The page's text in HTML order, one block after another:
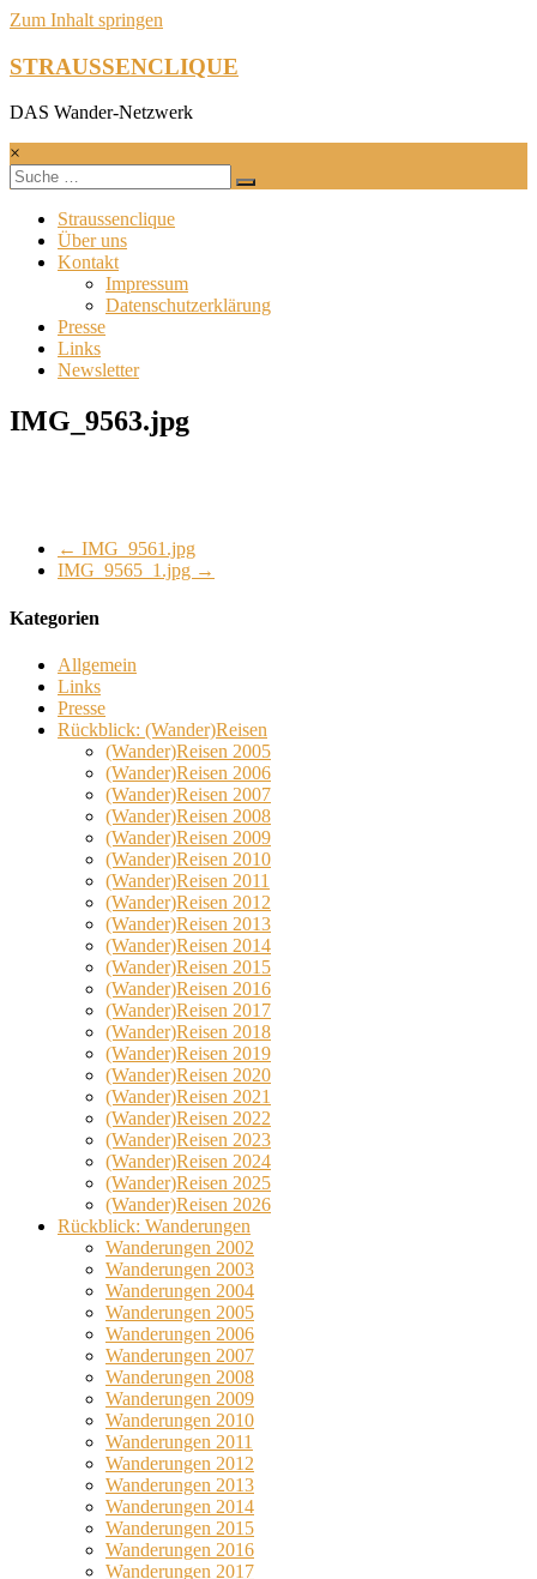
Zum Inhalt springen
STRAUSSENCLIQUE
DAS Wander-Netzwerk
×
Straussenclique
Über uns
Kontakt
Impressum
Datenschutzerklärung
Presse
Links
Newsletter
IMG_9563.jpg
← IMG_9561.jpg
IMG_9565_1.jpg →
Kategorien
Allgemein
Links
Presse
Rückblick: (Wander)Reisen
(Wander)Reisen 2005
(Wander)Reisen 2006
(Wander)Reisen 2007
(Wander)Reisen 2008
(Wander)Reisen 2009
(Wander)Reisen 2010
(Wander)Reisen 2011
(Wander)Reisen 2012
(Wander)Reisen 2013
(Wander)Reisen 2014
(Wander)Reisen 2015
(Wander)Reisen 2016
(Wander)Reisen 2017
(Wander)Reisen 2018
(Wander)Reisen 2019
(Wander)Reisen 2020
(Wander)Reisen 2021
(Wander)Reisen 2022
(Wander)Reisen 2023
(Wander)Reisen 2024
(Wander)Reisen 2025
(Wander)Reisen 2026
Rückblick: Wanderungen
Wanderungen 2002
Wanderungen 2003
Wanderungen 2004
Wanderungen 2005
Wanderungen 2006
Wanderungen 2007
Wanderungen 2008
Wanderungen 2009
Wanderungen 2010
Wanderungen 2011
Wanderungen 2012
Wanderungen 2013
Wanderungen 2014
Wanderungen 2015
Wanderungen 2016
Wanderungen 2017